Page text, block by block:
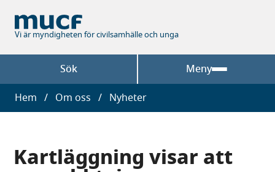
huvudinnehåll
Vi är myndigheten för civilsamhälle och unga
Sök Meny
Länkstig
Hem Om oss Nyheter
Kartläggning visar att